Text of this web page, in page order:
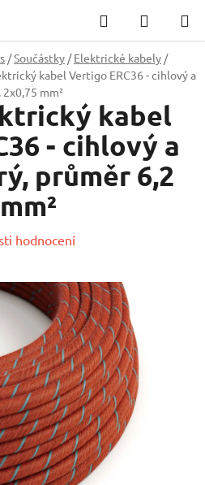
Hledat
KOŠÍK
/Součástky / Elektrické kabely /
kabel Vertigo ERC36 - cihlový a
mm²
kabel
- cihlový a
průměr 6,2
hodnocení